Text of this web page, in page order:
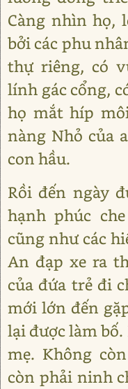
Càng nhìn họ,
bởi các phu
thự riêng, có
lính gác cổng,
họ mắt híp
nàng Nhỏ của
con hầu.
Rồi đến ngày
hạnh phúc
cũng như các
An đạp xe ra
của đứa trẻ đi
mới lớn đến
lại được làm
mẹ. Không
còn phải ninh